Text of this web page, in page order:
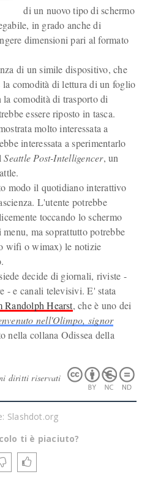
di un nuovo tipo di schermo
in grado anche di
dimensioni pari al formato
di un simile dispositivo, che
la comodità di lettura di un foglio
comodità di trasporto di
essere riposto in tasca.
molto interessata a
interessata a sperimentarlo
Seattle Post-Intelligencer, un
modo il quotidiano interattivo
L'utente potrebbe
toccando lo schermo
ma soprattutto potrebbe
wifi o wimax) le notizie
decide di giornali, riviste -
- e canali televisivi. E' stata
Randolph Hearst, che è uno dei
nell'Olimpo, signor
nella collana Odissea della
diritti riservati
Slashdot.org
ti è piaciuto?